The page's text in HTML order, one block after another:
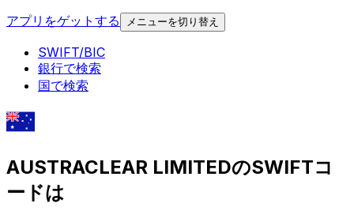
アプリをゲットする
メニューを切り替え
SWIFT/BIC
銀行で検索
国で検索
AUSTRACLEAR LIMITEDのSWIFTコ
ードは